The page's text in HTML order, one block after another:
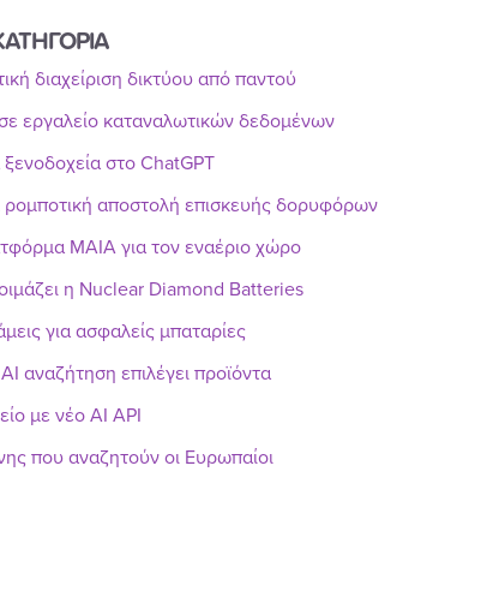
διαχείριση δικτύου από παντού
εργαλείο καταναλωτικών δεδομένων
στο ChatGPT
αποστολή επισκευής δορυφόρων
MAIA για τον εναέριο χώρο
η Nuclear Diamond Batteries
για ασφαλείς μπαταρίες
αναζήτηση επιλέγει προϊόντα
με νέο AI API
που αναζητούν οι Ευρωπαίοι